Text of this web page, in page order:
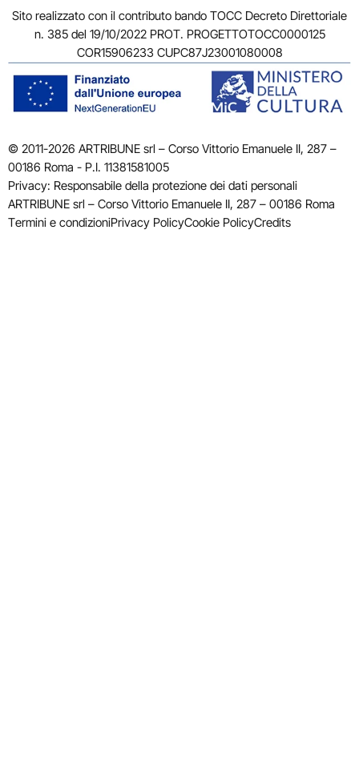
Sito realizzato con il contributo bando TOCC Decreto Direttoriale
n. 385 del 19/10/2022 PROT. PROGETTOTOCC0000125
COR15906233 CUPC87J23001080008
© 2011-2026 ARTRIBUNE srl – Corso Vittorio Emanuele II, 287 –
00186 Roma - P.I. 11381581005
Privacy: Responsabile della protezione dei dati personali
ARTRIBUNE srl – Corso Vittorio Emanuele II, 287 – 00186 Roma
Termini e condizioniPrivacy PolicyCookie PolicyCredits